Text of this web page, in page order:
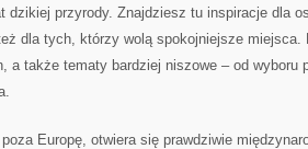
dzikiej przyrody. Znajdziesz tu inspiracje dla
dla tych, którzy wolą spokojniejsze miejsca.
a także tematy bardziej niszowe – od wyboru
Europę, otwiera się prawdziwie